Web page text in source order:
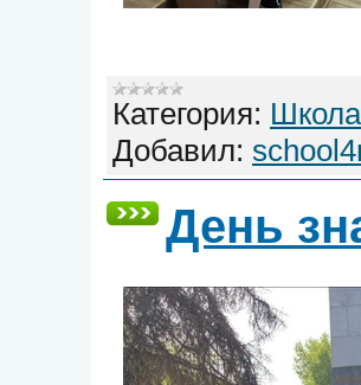
Категория: Школа
Добавил:
День